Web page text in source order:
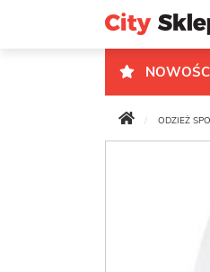
ODZIEŻ